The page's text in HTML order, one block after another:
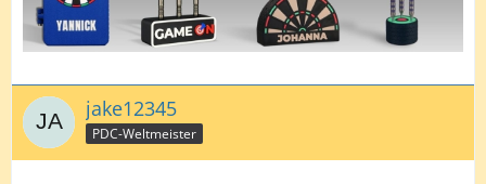
jake12345
PDC-Weltmeister